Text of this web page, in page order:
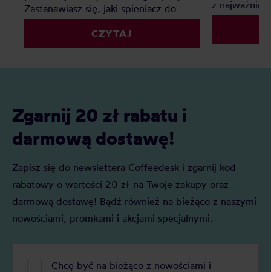
Zastanawiasz się, jaki spieniacz do
mleka kupić? Elektryczny, ręczny, a
może indukcyjny? Oto nasz
szczegółowy ranking, który pomoże Ci
CZYTAJ
z
dzięki
kawy
Zgarnij 20 zł rabatu i
darmową dostawę!
Zapisz się do newslettera Coffeedesk i zgarnij kod
rabatowy o wartości 20 zł na Twoje zakupy oraz
darmową dostawę! Bądź również na bieżąco z naszymi
nowościami, promkami i akcjami specjalnymi.
Chcę być na bieżąco z nowościami i